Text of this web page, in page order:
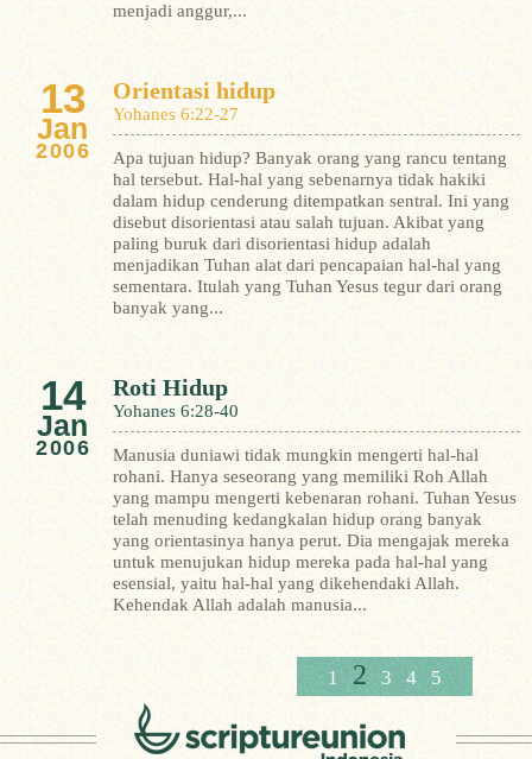
menjadi anggur,...
13
Jan
2006
Orientasi hidup
Yohanes 6:22-27
Apa tujuan hidup? Banyak orang yang rancu tentang
hal tersebut. Hal-hal yang sebenarnya tidak hakiki
dalam hidup cenderung ditempatkan sentral. Ini yang
disebut disorientasi atau salah tujuan. Akibat yang
paling buruk dari disorientasi hidup adalah
menjadikan Tuhan alat dari pencapaian hal-hal yang
sementara. Itulah yang Tuhan Yesus tegur dari orang
banyak yang...
14
Jan
2006
Roti Hidup
Yohanes 6:28-40
Manusia duniawi tidak mungkin mengerti hal-hal
rohani. Hanya seseorang yang memiliki Roh Allah
yang mampu mengerti kebenaran rohani. Tuhan Yesus
telah menuding kedangkalan hidup orang banyak
yang orientasinya hanya perut. Dia mengajak mereka
untuk menujukan hidup mereka pada hal-hal yang
esensial, yaitu hal-hal yang dikehendaki Allah.
Kehendak Allah adalah manusia...
1 2 3 4 5